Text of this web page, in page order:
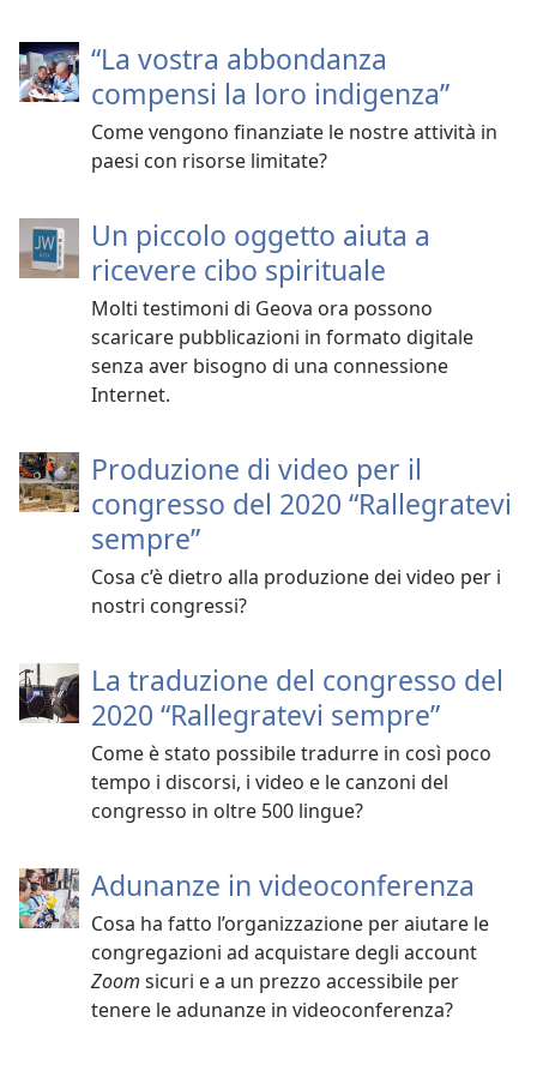
“La vostra abbondanza
compensi la loro indigenza”
Come vengono finanziate le nostre attività in
paesi con risorse limitate?
Un piccolo oggetto aiuta a
ricevere cibo spirituale
Molti testimoni di Geova ora possono
scaricare pubblicazioni in formato digitale
senza aver bisogno di una connessione
Internet.
Produzione di video per il
congresso del 2020 “Rallegratevi
sempre”
Cosa c’è dietro alla produzione dei video per i
nostri congressi?
La traduzione del congresso del
2020 “Rallegratevi sempre”
Come è stato possibile tradurre in così poco
tempo i discorsi, i video e le canzoni del
congresso in oltre 500 lingue?
Adunanze in videoconferenza
Cosa ha fatto l’organizzazione per aiutare le
congregazioni ad acquistare degli account
Zoom sicuri e a un prezzo accessibile per
tenere le adunanze in videoconferenza?